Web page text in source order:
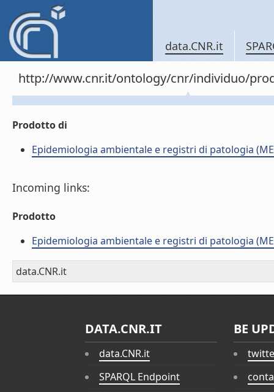
data.CNR.it
http://www.cnr.it/ontology/cnr/individuo/
Prodotto di
Epidemiologia ambientale e registri di patologia
Incoming links:
Prodotto
Epidemiologia ambientale e registri di patologia
data.CNR.it
DATA.CNR.IT
data.CNR.it
SPARQL Endpoint
BE